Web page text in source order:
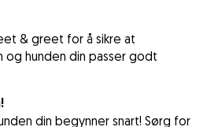
& greet for å sikre at
og hunden din passer godt
din begynner snart! Sørg for